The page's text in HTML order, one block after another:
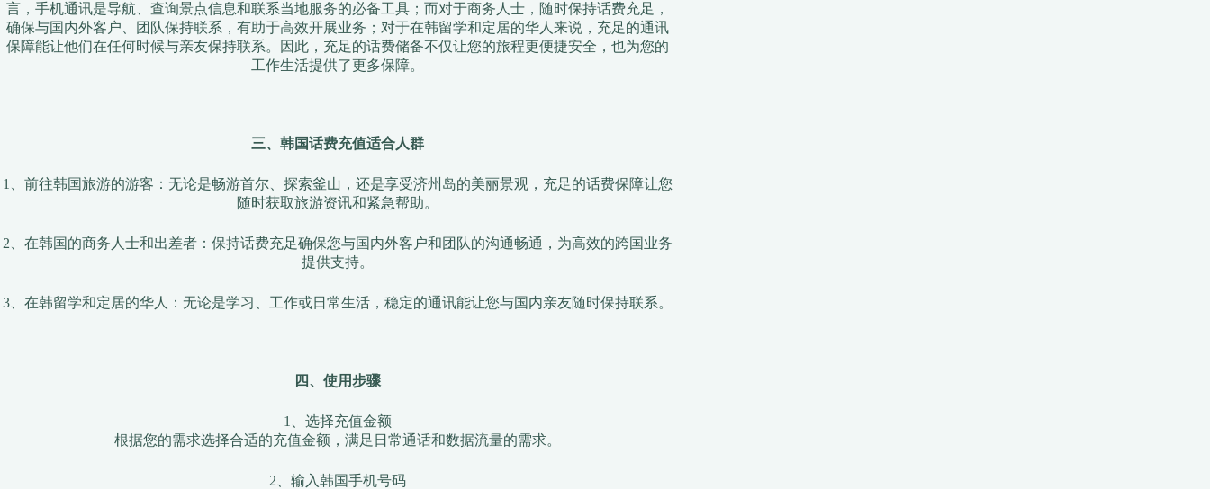
言，手机通讯是导航、查询景点信息和联系当地服务的必备工具；而对于商务人士，随时保持话费充足，
确保与国内外客户、团队保持联系，有助于高效开展业务；对于在韩留学和定居的华人来说，充足的通讯
保障能让他们在任何时候与亲友保持联系。因此，充足的话费储备不仅让您的旅程更便捷安全，也为您的
工作生活提供了更多保障。
三、韩国话费充值适合人群
1、前往韩国旅游的游客：无论是畅游首尔、探索釜山，还是享受济州岛的美丽景观，充足的话费保障让您
随时获取旅游资讯和紧急帮助。
2、在韩国的商务人士和出差者：保持话费充足确保您与国内外客户和团队的沟通畅通，为高效的跨国业务
提供支持。
3、在韩留学和定居的华人：无论是学习、工作或日常生活，稳定的通讯能让您与国内亲友随时保持联系。
四、使用步骤
1、选择充值金额
根据您的需求选择合适的充值金额，满足日常通话和数据流量的需求。
2、输入韩国手机号码